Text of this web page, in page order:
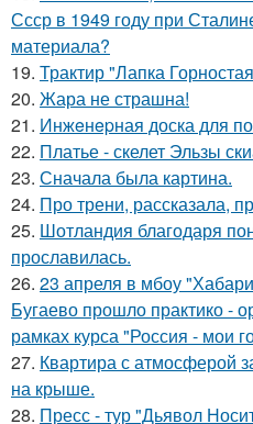
Ссср в 1949 году при
материала?
19. Трактир "Лапка
20. Жара не страшна!
21. Инжeнepная доска для
22. Платье - скелет Эльзы
23. Сначала была картина.
24. Про трени, рассказала,
25. Шотландия благодаря
прославилась.
26. 23 апреля в мбоу
Бугаево прошло практико -
рамках курса "Россия - мои
27. Квартира с атмосферой
на крыше.
28. Пресс - тур "Дьявол